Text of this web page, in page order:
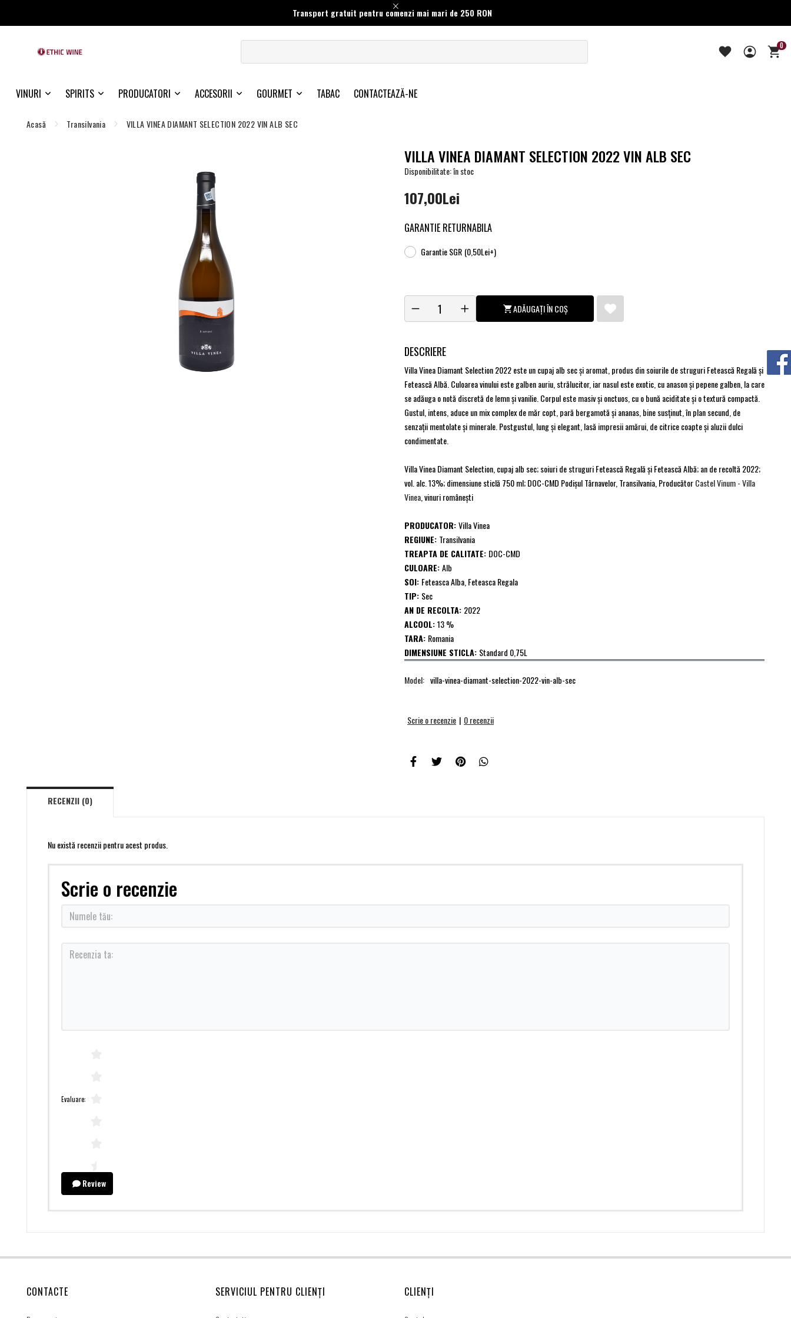
Transport gratuit pentru comenzi mai mari de 250 RON
0
VINURI SPIRITS PRODUCATORI ACCESORII GOURMET TABAC CONTACTEAZĂ-NE
Acasă Transilvania VILLA VINEA DIAMANT SELECTION 2022 VIN ALB SEC
VILLA VINEA DIAMANT SELECTION 2022 VIN ALB SEC
Disponibilitate: în stoc
107,00Lei
GARANTIE RETURNABILA
Garantie SGR (0,50Lei+)
ADĂUGAȚI ÎN COȘ
DESCRIERE
Villa Vinea Diamant Selection 2022 este un cupaj alb sec şi aromat, produs din soiurile de struguri Fetească Regală şi
Fetească Albă. Culoarea vinului este galben auriu, strălucitor, iar nasul este exotic, cu anason şi pepene galben, la care
se adăuga o notă discretă de lemn şi vanilie. Corpul este masiv şi onctuos, cu o bună aciditate şi o textură compactă.
Gustul, intens, aduce un mix complex de măr copt, pară bergamotă şi ananas, bine susţinut, în plan secund, de
senzaţii mentolate şi minerale. Postgustul, lung şi elegant, lasă impresii amărui, de citrice coapte şi aluzii dulci
condimentate.
Villa Vinea Diamant Selection, cupaj alb sec; soiuri de struguri Fetească Regală şi Fetească Albă; an de recoltă 2022;
vol. alc. 13%; dimensiune sticlă 750 ml; DOC-CMD Podişul Târnavelor, Transilvania, ProducătorCastel Vinum - Villa
Vinea , vinuri româneşti
PRODUCATOR:Villa Vinea
REGIUNE: Transilvania
TREAPTA DE CALITATE: DOC-CMD
CULOARE:Alb
SOI: Feteasca Alba, Feteasca Regala
TIP: Sec
AN DE RECOLTA: 2022
ALCOOL:13 %
TARA: Romania
DIMENSIUNE STICLA: Standard 0,75L
Model: villa-vinea-diamant-selection-2022-vin-alb-sec
Scrie o recenzie | 0 recenzii
RECENZII (0)
Nu există recenzii pentru acest produs.
Scrie o recenzie
Evaluare:
Review
CONTACTE SERVICIUL PENTRU CLIENȚI CLIENȚI